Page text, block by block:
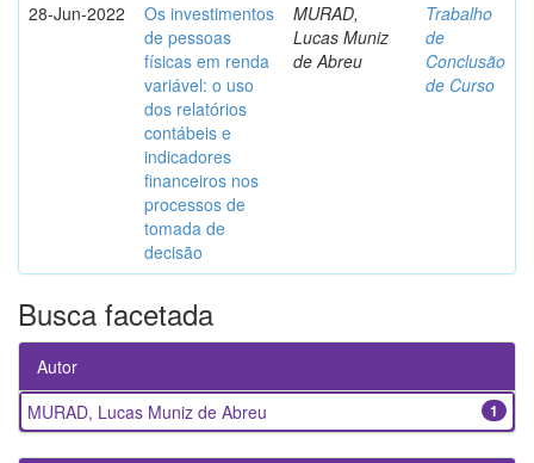
28-Jun-2022
Os investimentos
de pessoas
físicas em renda
variável: o uso
dos relatórios
contábeis e
indicadores
financeiros nos
processos de
tomada de
decisão
MURAD,
Lucas Muniz
de Abreu
Trabalho
de
Conclusão
de Curso
Busca facetada
Autor
1
MURAD, Lucas Muniz de Abreu